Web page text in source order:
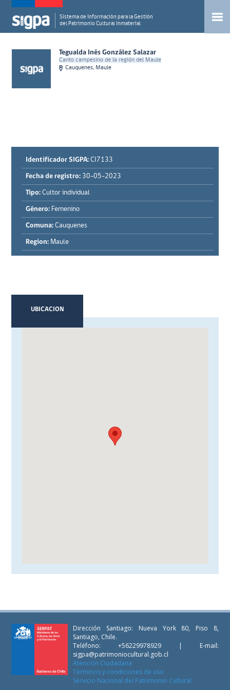
Sistema de Información para la Gestión
del Patrimonio Cultural Inmaterial
Tegualda Inés González Salazar
Canto campesino de la región del Maule
Cauquenes, Maule
Identificador SIGPA: CI7133
Fecha de registro: 30-05-2023
Tipo: Cultor individual
Género: Femenino
Comuna: Cauquenes
Region: Maule
UBICACION
Dirección Santiago: Nueva York 80, Piso 8,
Santiago, Chile.
Teléfono: +56229978929 | E-mail:
sigpa@patrimoniocultural.gob.cl
Atención Ciudadana
Términos y condiciones de uso
Servicio Nacional del Patrimonio Cultural